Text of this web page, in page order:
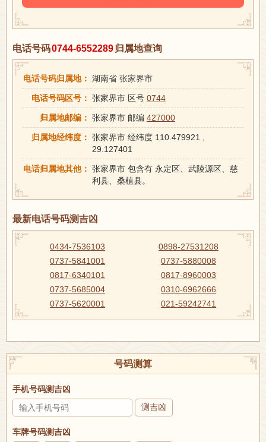
电话号码0744-6552289归属地查询
电话号码归属地： 湖南省 张家界市
电话号码区号： 张家界市 区号 0744
归属地邮编： 张家界市 邮编 427000
归属地经纬度： 张家界市 经纬度 110.479921 ,
29.127401
电话归属地其他： 张家界市 包含有 永定区、武陵源区、慈
利县、桑植县。
最新电话号码测吉凶
0434-7536103
0898-27531208
0737-5841001
0737-5880008
0817-6340101
0817-8960003
0737-5685004
0310-6962666
0737-5620001
021-59242741
号码测算
手机号码测吉凶
测吉凶
车牌号码测吉凶